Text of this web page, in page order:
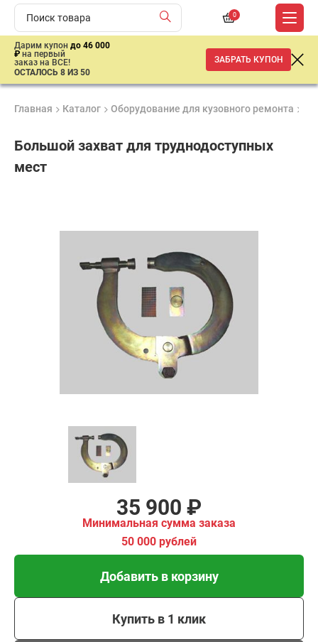
0
Дарим купон до 46 000
₽ на первый
заказ на ВСЕ!
ОСТАЛОСЬ 8 ИЗ 50
ЗАБРАТЬ КУПОН
Главная Каталог Оборудование для кузовного ремонта
Большой захват для труднодоступных
мест
оплаты
35 900 ₽
Минимальная сумма заказа
50 000 рублей
Добавить в корзину
Купить в 1 клик
Купить в 1 клик
В кредит от 1 197 руб/
мес